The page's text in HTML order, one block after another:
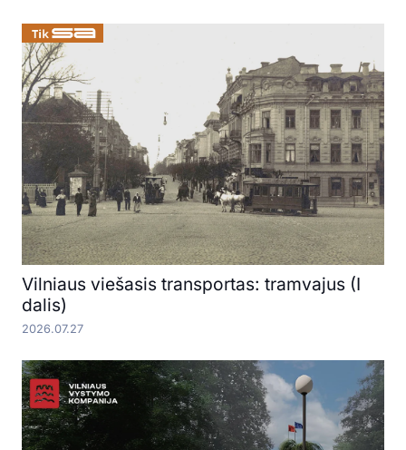
Vilniaus viešasis transportas: tramvajus (I
dalis)
2026.07.27